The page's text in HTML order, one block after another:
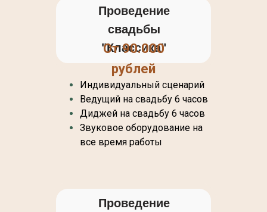
Индивидуальный сценарий
Ведущий на свадьбу 6 часов
Диджей на свадьбу 6 часов
Звуковое оборудование на
все время работы
Проведение
свадьбы
"Классика"
От 90.000
рублей
Проведение